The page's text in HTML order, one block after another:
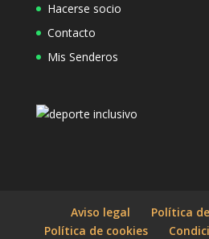
Hacerse socio
Contacto
Mis Senderos
Aviso legal
Política
Política de cookies